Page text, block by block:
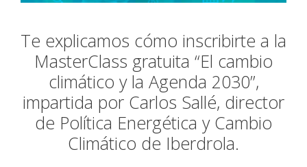
Te explicamos cómo inscribirte a la
MasterClass gratuita “El cambio
climático y la Agenda 2030”,
impartida por Carlos Sallé, director
de Política Energética y Cambio
Climático de Iberdrola.